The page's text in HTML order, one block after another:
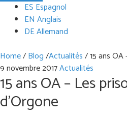
ES Espagnol
EN Anglais
DE Allemand
Home/Blog/Actualités/15 ans
9 novembre 2017Actualités
15 ans OA – Les
d’Orgone